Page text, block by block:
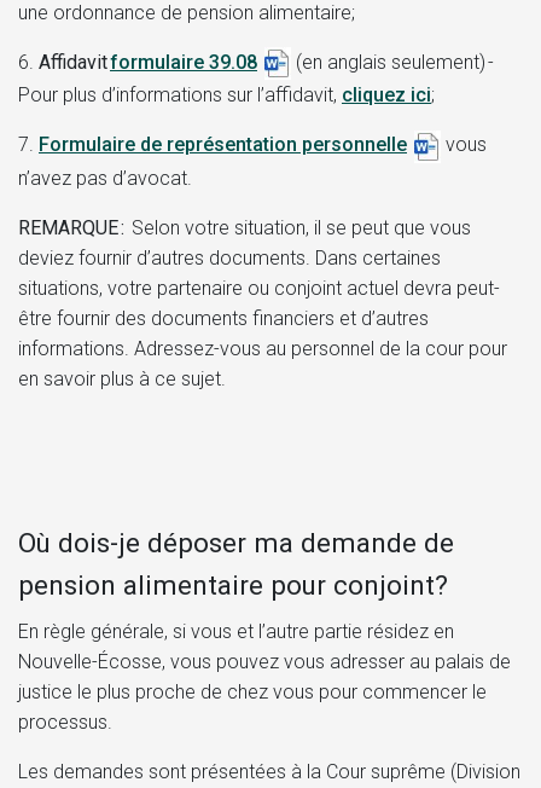
une ordonnance de pension alimentaire;
6. Affidavitformulaire 39.08
​​​​ (en anglais seulement) -
Pour plus d’informations sur l’affidavit, cliquez ici;
7. Formulaire de représentation personnelle
vous
n’avez pas d’avocat.
REMARQUE : Selon votre situation, il se peut que vous
deviez fournir d’autres documents. Dans certaines
situations, votre partenaire ou conjoint actuel devra peut-
être fournir des documents financiers et d’autres
informations. Adressez-vous au personnel de la cour pour
en savoir plus à ce sujet.
Où dois-je déposer ma demande de
pension alimentaire pour conjoint?
En règle générale, si vous et l’autre partie résidez en
Nouvelle-Écosse, vous pouvez vous adresser au palais de
justice le plus proche de chez vous pour commencer le
processus.
Les demandes sont présentées à la Cour suprême (Division